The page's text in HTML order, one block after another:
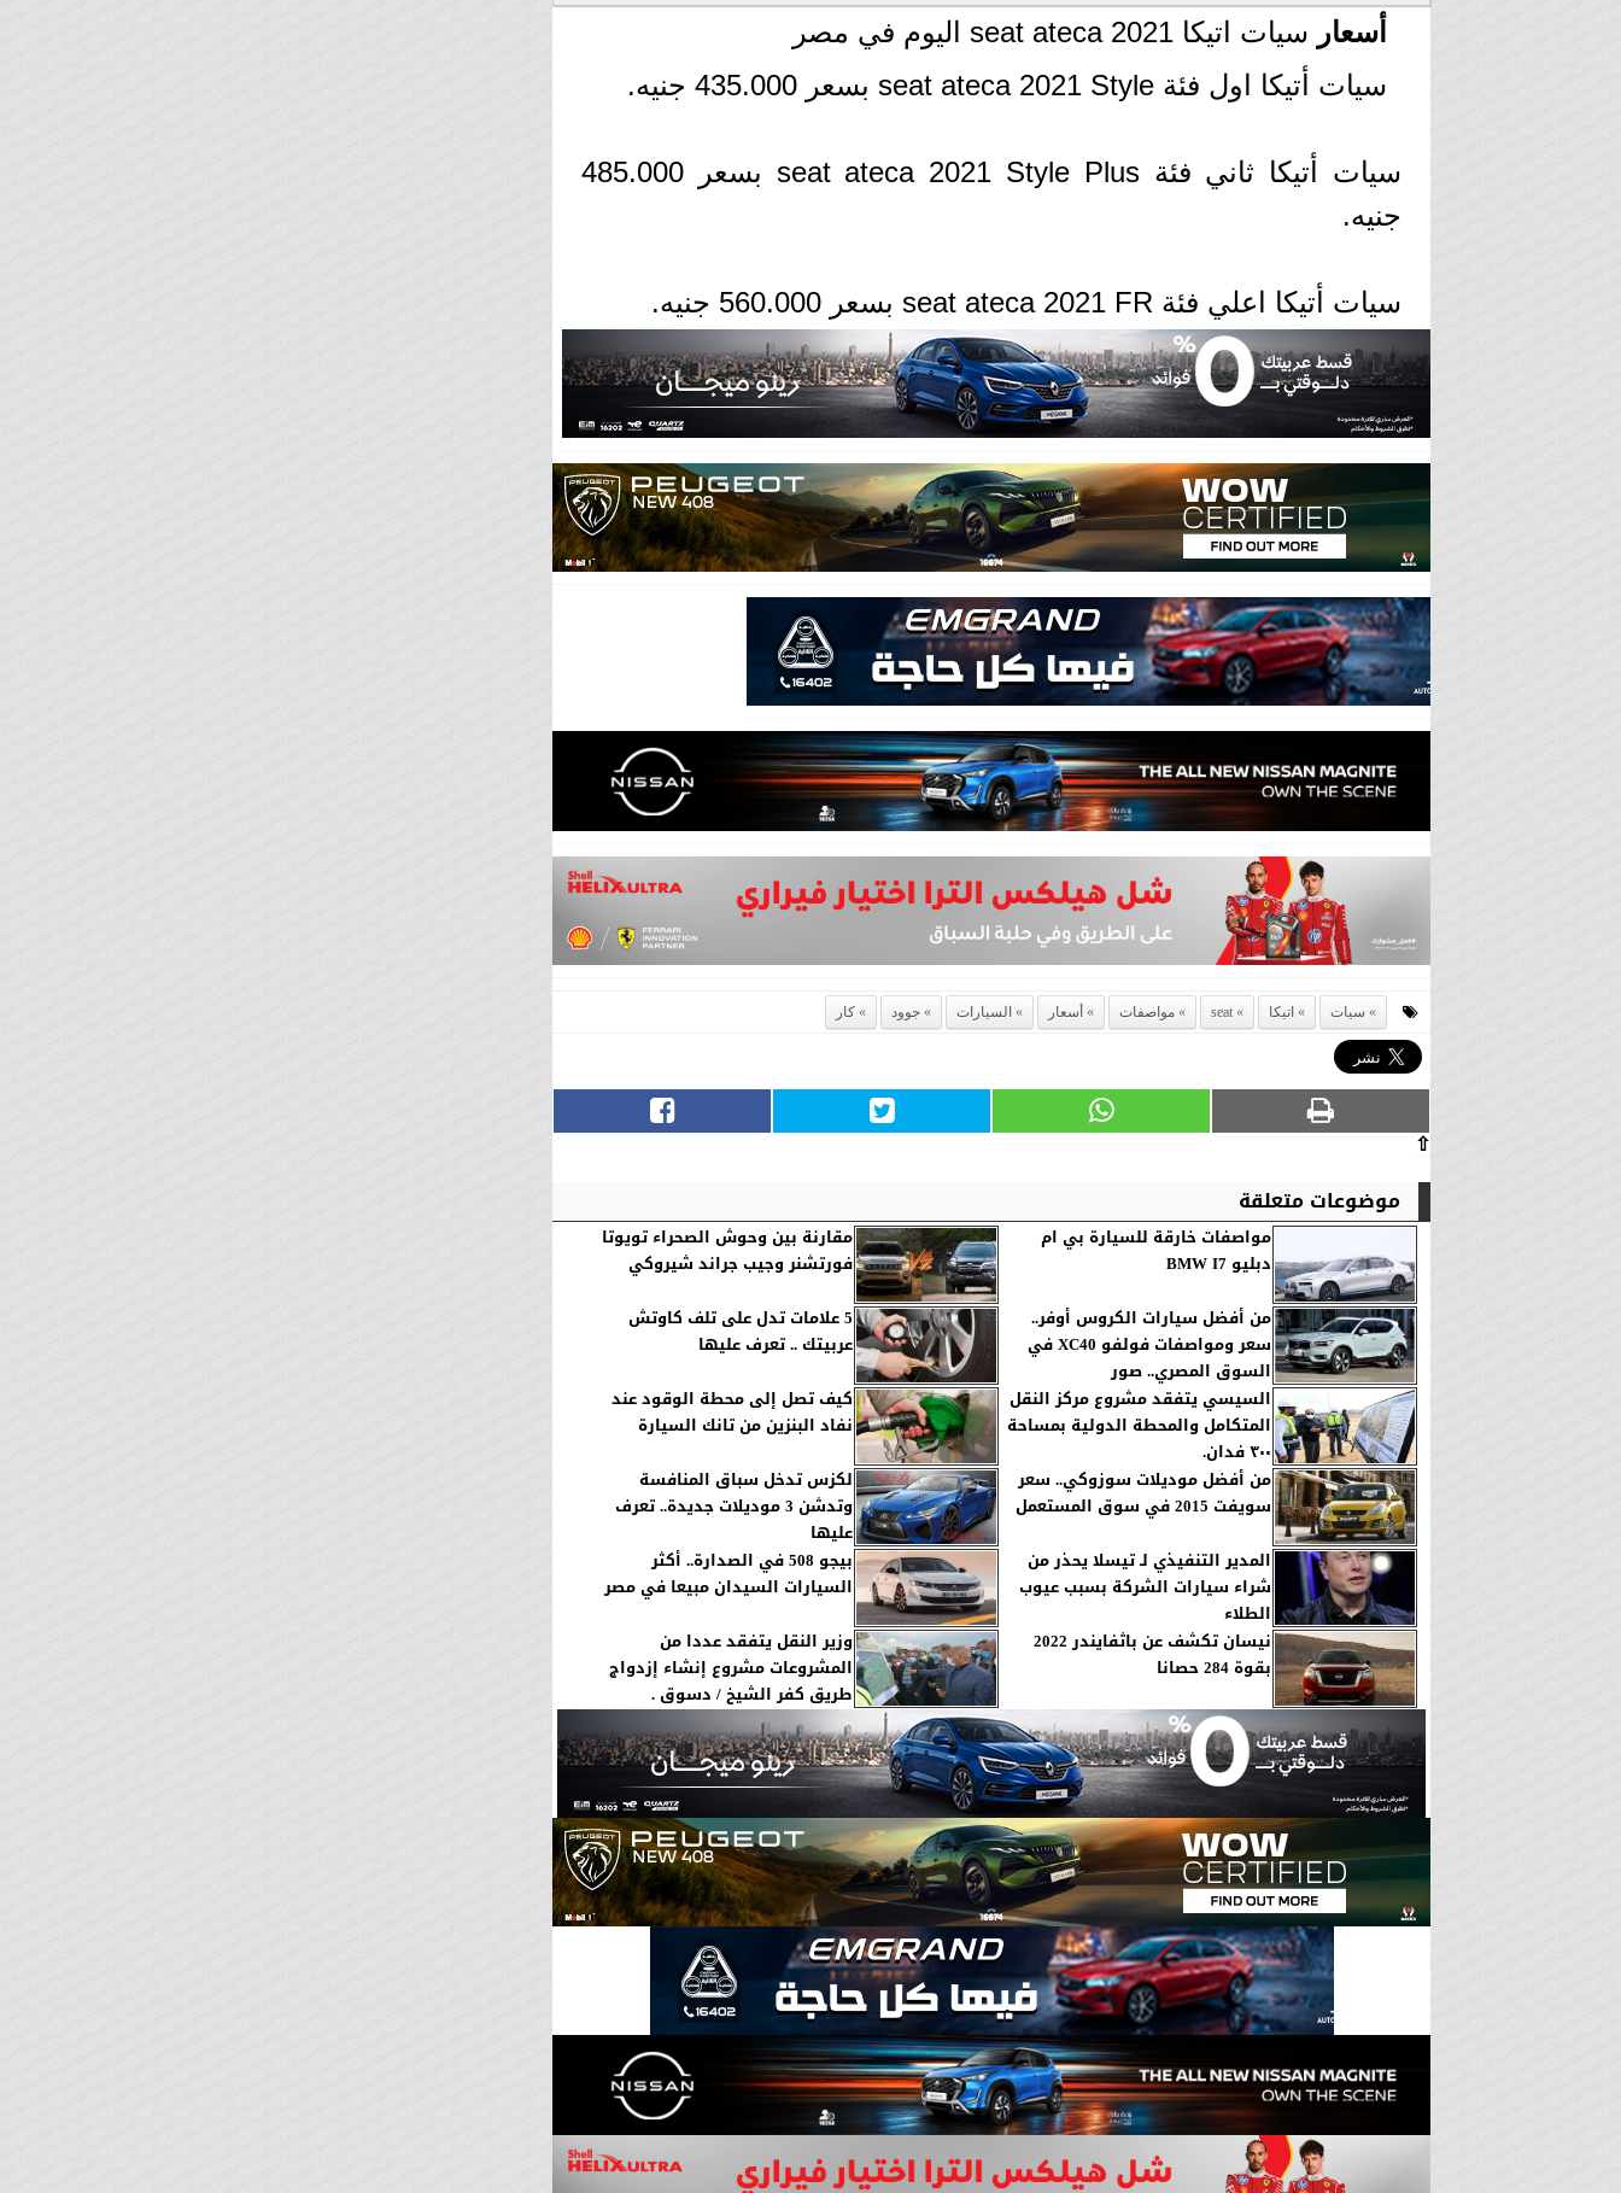
أسعار سيات اتيكا seat ateca 2021 اليوم في مصر
سيات أتيكا اول فئة seat ateca 2021 Style بسعر 435.000 جنيه.
سيات أتيكا ثاني فئة seat ateca 2021 Style Plus بسعر 485.000
جنيه.
سيات أتيكا اعلي فئة seat ateca 2021 FR بسعر 560.000 جنيه.
سيات اتيكا seat مواصفات أسعار السيارات جوود كار
⇧
موضوعات متعلقة
مواصفات خارقة للسيارة بي ام
دبليو BMW I7
مقارنة بين وحوش الصحراء تويوتا
فورتشنر وجيب جراند شيروكي
من أفضل سيارات الكروس أوفر..
سعر ومواصفات فولفو XC40 في
السوق المصري.. صور
5 علامات تدل على تلف كاوتش
عربيتك .. تعرف عليها
السيسي يتفقد مشروع مركز النقل
المتكامل والمحطة الدولية بمساحة
٣٠٠ فدان.
كيف تصل إلى محطة الوقود عند
نفاد البنزين من تانك السيارة
من أفضل موديلات سوزوكي.. سعر
سويفت 2015 في سوق المستعمل
لكزس تدخل سباق المنافسة
وتدشن 3 موديلات جديدة.. تعرف
عليها
المدير التنفيذي لـ تيسلا يحذر من
شراء سيارات الشركة بسبب عيوب
الطلاء
بيجو 508 في الصدارة.. أكثر
السيارات السيدان مبيعا في مصر
نيسان تكشف عن باثفايندر 2022
بقوة 284 حصانا
وزير النقل يتفقد عددا من
المشروعات مشروع إنشاء إزدواج
طريق كفر الشيخ / دسوق .